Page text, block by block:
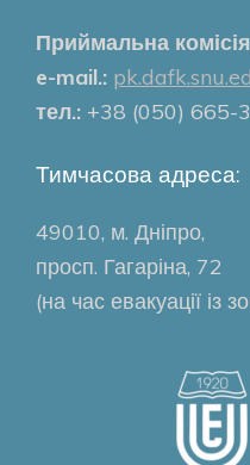
Приймальна
e-mail.:
тел.: +38 (050) 665-
Тимчасова адреса:
49010, м. Дніпро,
просп. Гагаріна, 72
(на час евакуації із